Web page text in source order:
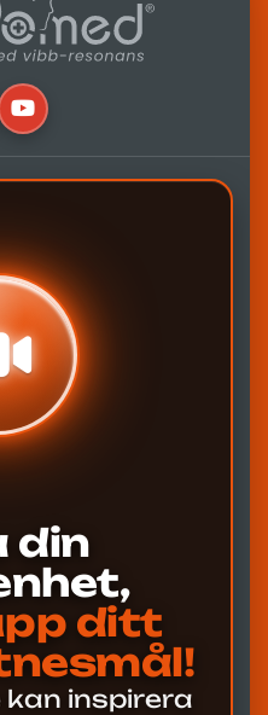
din
ditt
inspirera